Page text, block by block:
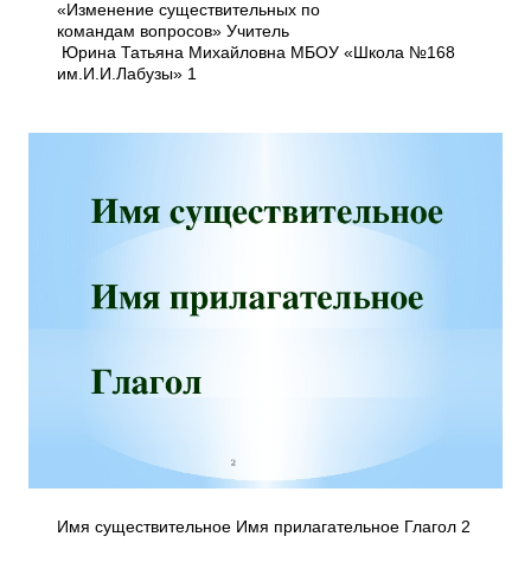
«Изменение существительных по
командам вопросов» Учитель
Юрина Татьяна Михайловна МБОУ «Школа №168
им.И.И.Лабузы» 1
Имя существительное Имя прилагательное Глагол 2